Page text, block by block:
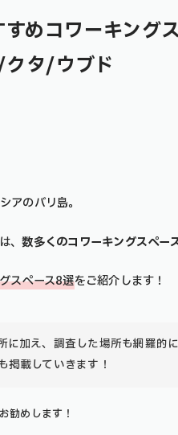
めコワーキング
タ/ウブド
アのバリ島。
、数多くのコワーキングスペー
スペース8選をご紹介します！
に加え、調査した場所も網羅的
掲載していきます！
勧めします！